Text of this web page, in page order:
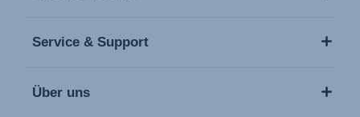
Service & Support
Über uns